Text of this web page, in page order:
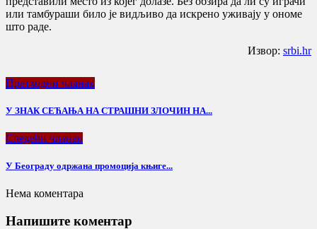
или тамбураши било је видљиво да искрено уживају у ономе
што раде.
Извор: srbi.hr
Претходни чланак
У ЗНАК СЕЋАЊА НА СТРАШНИ ЗЛОЧИН НА...
Следећи чланак
У Београду одржана промоција књиге...
Нема коментара
Напишите коментар